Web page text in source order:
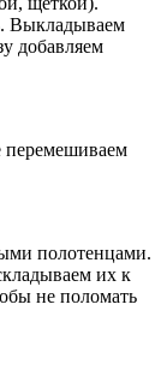
Выкладываем
добавляем
перемешиваем
полотенцами.
их к
не поломать